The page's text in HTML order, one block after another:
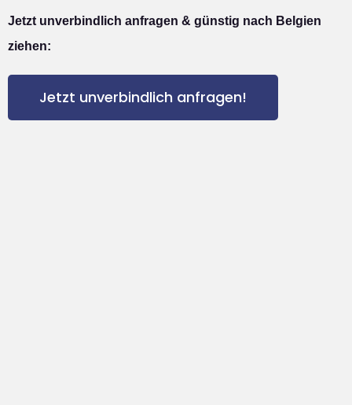
Jetzt unverbindlich anfragen & günstig nach Belgien
ziehen:
Jetzt unverbindlich anfragen!